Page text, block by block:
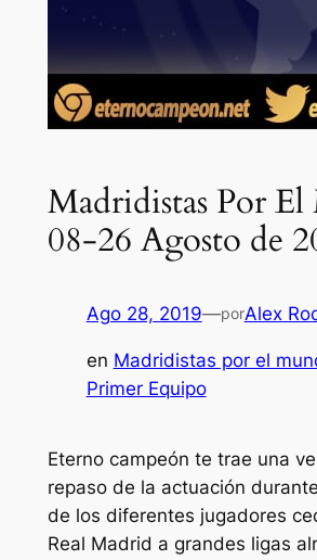
Madridistas Por
08-26 Agosto de
Ago 28, 2019—porAlex
en Madridistas por el
Primer Equipo
Eterno campeón te trae una
repaso de la actuación
de los diferentes jugadores
Real Madrid a grandes ligas